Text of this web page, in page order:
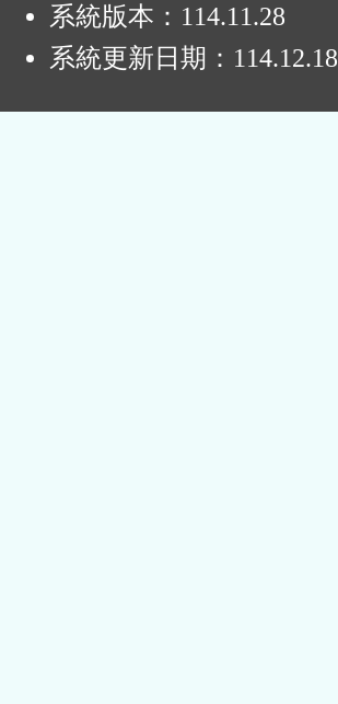
系統版本： 114.11.28
系統更新日期： 114.12.18